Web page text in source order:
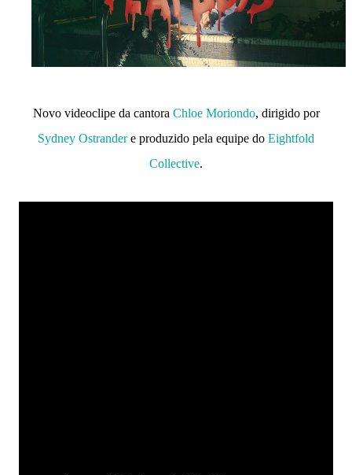
Novo videoclipe da cantora Chloe Moriondo, dirigido por
Sydney Ostrandere produzido pela equipe do Eightfold
Collective.